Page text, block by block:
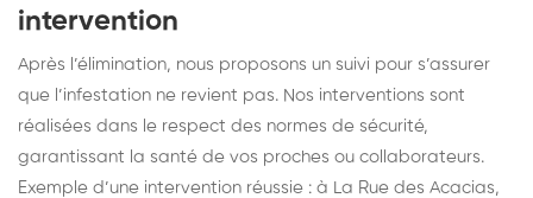
intervention
Après l’élimination, nous proposons un suivi pour s’assurer
que l’infestation ne revient pas. Nos interventions sont
réalisées dans le respect des normes de sécurité,
garantissant la santé de vos proches ou collaborateurs.
Exemple d’une intervention réussie : à La Rue des Acacias,